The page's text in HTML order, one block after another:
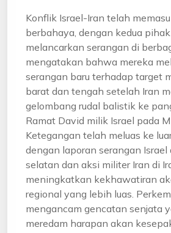
Konflik Israel-Iran telah
berbahaya, dengan kedua
melancarkan serangan di
mengatakan bahwa mereka
serangan baru terhadap target
barat dan tengah setelah Iran
gelombang rudal balistik ke
Ramat David milik Israel pada
Ketegangan telah meluas ke
dengan laporan serangan Israel
selatan dan aksi militer Iran di
meningkatkan kekhawatiran
regional yang lebih luas.
mengancam gencatan senjata
meredam harapan akan